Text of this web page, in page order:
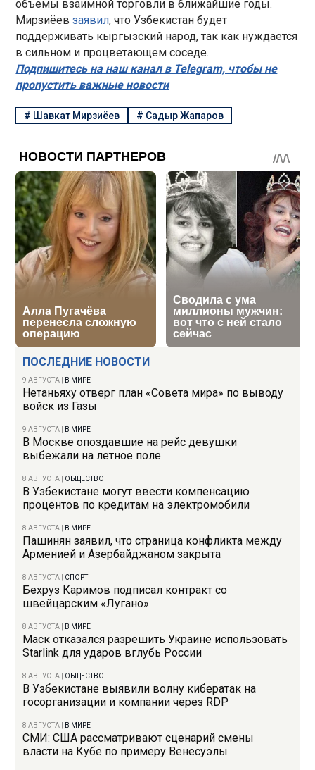
ПОСЛЕДНИЕ НОВОСТИ
9 АВГУСТА В МИРЕ
Нетаньяху отверг план «Совета мира» по выводу
войск из Газы
9 АВГУСТА В МИРЕ
В Москве опоздавшие на рейс девушки
выбежали на летное поле
8 АВГУСТА ОБЩЕСТВО
В Узбекистане могут ввести компенсацию
процентов по кредитам на электромобили
8 АВГУСТА В МИРЕ
Пашинян заявил, что страница конфликта между
Арменией и Азербайджаном закрыта
8 АВГУСТА СПОРТ
Бехруз Каримов подписал контракт со
швейцарским «Лугано»
8 АВГУСТА В МИРЕ
Маск отказался разрешить Украине использовать
Starlink для ударов вглубь России
8 АВГУСТА ОБЩЕСТВО
В Узбекистане выявили волну кибератак на
госорганизации и компании через RDP
8 АВГУСТА В МИРЕ
СМИ: США рассматривают сценарий смены
власти на Кубе по примеру Венесуэлы
объемы взаимной торговли в ближайшие годы.
Мирзиёевзаявил, что Узбекистан будет
поддерживать кыргызский народ, так как нуждается
в сильном и процветающем соседе.
Подпишитесь на наш канал в Telegram, чтобы не
пропустить важные новости
# Шавкат Мирзиёев # Садыр Жапаров